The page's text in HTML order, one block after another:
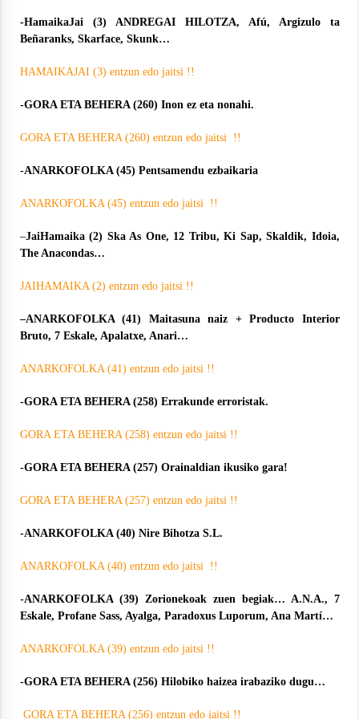
-HamaikaJai (3) ANDREGAI HILOTZA, Afú, Argizulo ta
Beñaranks, Skarface, Skunk…
HAMAIKAJAI (3) entzun edo jaitsi !!
-GORA ETA BEHERA (260) Inon ez eta nonahi.
GORA ETA BEHERA (260) entzun edo jaitsi !!
-ANARKOFOLKA (45) Pentsamendu ezbaikaria
ANARKOFOLKA (45) entzun edo jaitsi !!
–JaiHamaika (2) Ska As One, 12 Tribu, Ki Sap, Skaldik, Idoia,
The Anacondas…
JAIHAMAIKA (2) entzun edo jaitsi !!
–ANARKOFOLKA (41) Maitasuna naiz + Producto Interior
Bruto, 7 Eskale, Apalatxe, Anari…
ANARKOFOLKA (41) entzun edo jaitsi !!
-GORA ETA BEHERA (258) Errakunde erroristak.
GORA ETA BEHERA (258) entzun edo jaitsi !!
-GORA ETA BEHERA (257) Orainaldian ikusiko gara!
GORA ETA BEHERA (257) entzun edo jaitsi !!
-ANARKOFOLKA (40) Nire Bihotza S.L.
ANARKOFOLKA (40) entzun edo jaitsi !!
-ANARKOFOLKA (39) Zorionekoak zuen begiak… A.N.A., 7
Eskale, Profane Sass, Ayalga, Paradoxus Luporum, Ana Martí…
ANARKOFOLKA (39) entzun edo jaitsi !!
-GORA ETA BEHERA (256) Hilobiko haizea irabaziko dugu…
GORA ETA BEHERA (256) entzun edo jaitsi !!